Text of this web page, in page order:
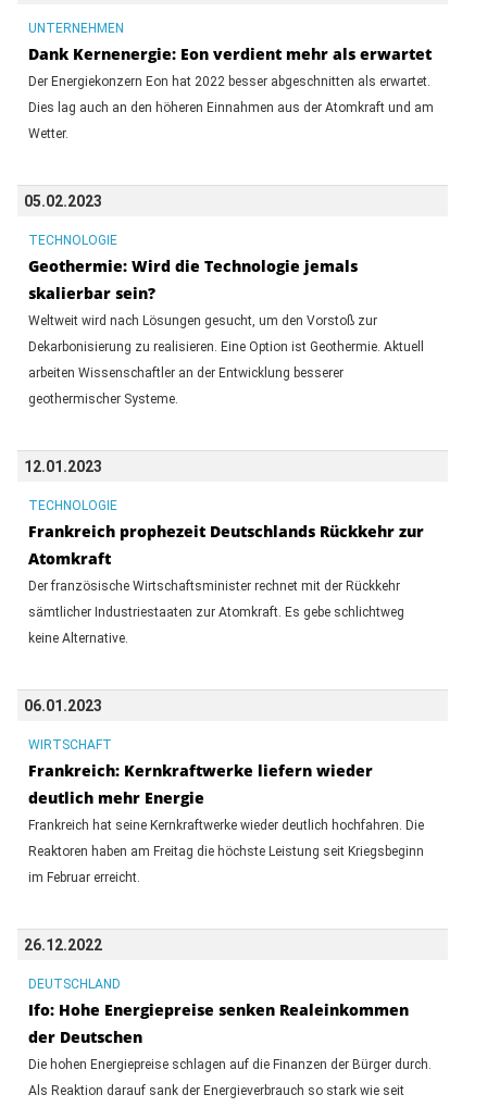
UNTERNEHMEN
Dank Kernenergie: Eon verdient mehr als erwartet
Der Energiekonzern Eon hat 2022 besser abgeschnitten als erwartet.
Dies lag auch an den höheren Einnahmen aus der Atomkraft und am
Wetter.
05.02.2023
TECHNOLOGIE
Geothermie: Wird die Technologie jemals
skalierbar sein?
Weltweit wird nach Lösungen gesucht, um den Vorstoß zur
Dekarbonisierung zu realisieren. Eine Option ist Geothermie. Aktuell
arbeiten Wissenschaftler an der Entwicklung besserer
geothermischer Systeme.
12.01.2023
TECHNOLOGIE
Frankreich prophezeit Deutschlands Rückkehr zur
Atomkraft
Der französische Wirtschaftsminister rechnet mit der Rückkehr
sämtlicher Industriestaaten zur Atomkraft. Es gebe schlichtweg
keine Alternative.
06.01.2023
WIRTSCHAFT
Frankreich: Kernkraftwerke liefern wieder
deutlich mehr Energie
Frankreich hat seine Kernkraftwerke wieder deutlich hochfahren. Die
Reaktoren haben am Freitag die höchste Leistung seit Kriegsbeginn
im Februar erreicht.
26.12.2022
DEUTSCHLAND
Ifo: Hohe Energiepreise senken Realeinkommen
der Deutschen
Die hohen Energiepreise schlagen auf die Finanzen der Bürger durch.
Als Reaktion darauf sank der Energieverbrauch so stark wie seit